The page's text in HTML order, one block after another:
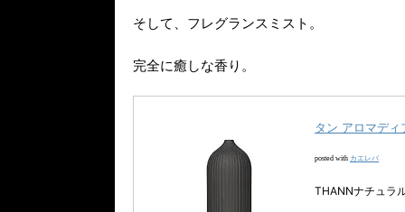
そして、フレグランスミスト。
完全に癒しな香り。
タン アロマデ
posted with カエレバ
THANNナチュラ